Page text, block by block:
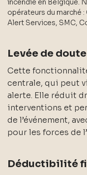
incendie en Belgique.
opérateurs du marché
Alert Services, SMC,
Levée de
Cette
centrale, qui peut
alerte. Elle réduit
interventions et
de l’événement,
pour les forces de
Déductibilité